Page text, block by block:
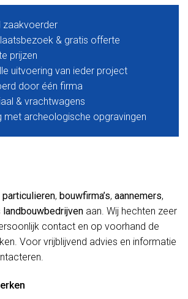
zaakvoerder
& gratis offerte
prijzen
uitvoering van ieder project
door één firma
& vrachtwagens
met archeologische opgravingen
particulieren, bouwfirma’s, aannemers,
landbouwbedrijven aan. Wij hechten zeer
contact en op voorhand de
Voor vrijblijvend advies en informatie